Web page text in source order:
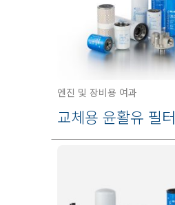
엔진 및 장비용 여과
교체용 윤활유 필터